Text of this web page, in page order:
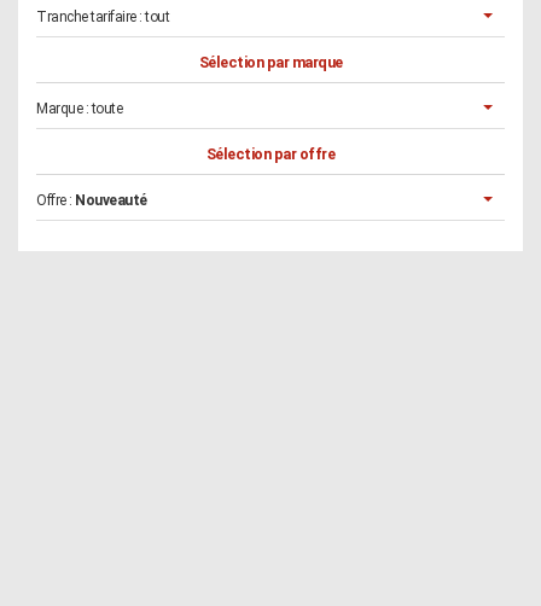
Tranche tarifaire :tout
Sélection par marque
Marque :toute
Sélection par offre
Offre : Nouveauté